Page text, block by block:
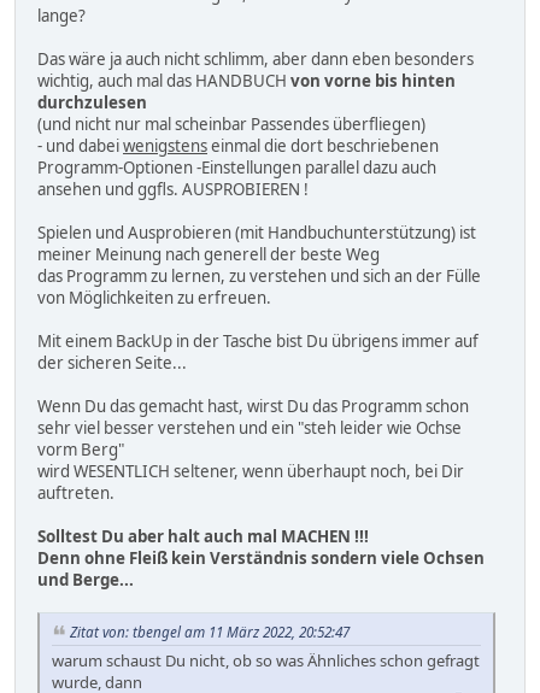
lange?
Das wäre ja auch nicht schlimm, aber dann eben besonders
wichtig, auch mal das HANDBUCH von vorne bis hinten
durchzulesen
(und nicht nur mal scheinbar Passendes überfliegen)
- und dabeiwenigstenseinmal die dort beschriebenen
Programm-Optionen -Einstellungen parallel dazu auch
ansehen und ggfls. AUSPROBIEREN !
Spielen und Ausprobieren (mit Handbuchunterstützung) ist
meiner Meinung nach generell der beste Weg
das Programm zu lernen, zu verstehen und sich an der Fülle
von Möglichkeiten zu erfreuen.
Mit einem BackUp in der Tasche bist Du übrigens immer auf
der sicheren Seite...
Wenn Du das gemacht hast, wirst Du das Programm schon
sehr viel besser verstehen und ein "steh leider wie Ochse
vorm Berg"
wird WESENTLICH seltener, wenn überhaupt noch, bei Dir
auftreten.
Solltest Du aber halt auch mal MACHEN !!!
Denn ohne Fleiß kein Verständnis sondern viele Ochsen
und Berge...
Zitat von: tbengel am 11 März 2022, 20:52:47
warum schaust Du nicht, ob so was Ähnliches schon gefragt
wurde, dann